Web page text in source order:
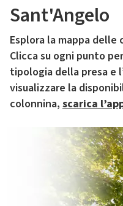
Sant'Angelo
Esplora la mappa
Clicca su ogni punto
tipologia della presa e
visualizzare la
colonnina, scarica